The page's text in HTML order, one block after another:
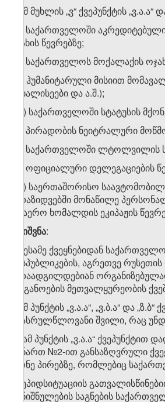
ამ მუხლის „ვ“ ქვეპუნქტის
ზ.ა) საქართველოში
ოჯახის წევრებზე;
ზ.ბ) საქართველოს მოქალაქის
ზ.გ) ჰუმანიტარული მისიით
მოხალისეები და ა.შ.);
ზ.დ) საქართველოში სტატუსის
ზ.ე) პირადობის ნეიტრალური
ზ.ვ) საქართველოში ლტოლვილის
ზ.ზ) ოფიციალური დელეგაციების
ზ.თ) საერთაშორისო
გადაზიდვებში მონაწილე
საჰაერო ხომალდის ეკიპაჟის
შენიშვნა:
1. მესამე ქვეყნებიდან
რესპუბლიკების, აგრეთვე
გადაადგილდებიან
ორგანოების მეთვალყურეობის
2. ამ პუნქტის „ვ.ა.ა“, „ვ.ბ.ა“ და
არასრულწლოვანი შვილი, რაც
ამ პუნქტის „ვ.ა.ა“
დანართ №2-ით განსაზღვრული
მქონე პირებზე, რომლებიც
ეპიდსიტუაციის
დანიშნულების საგნების